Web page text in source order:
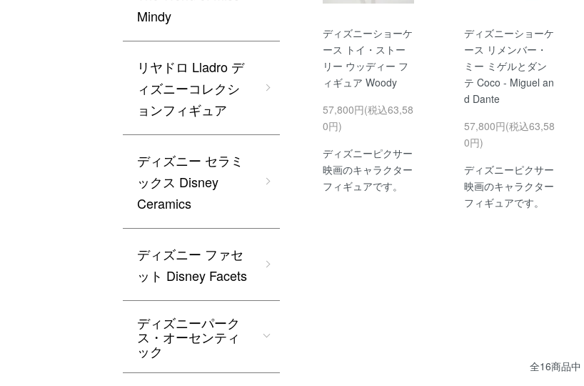
ディズニーショーケ
ース トイ・ストー
リー ウッディー フ
ィギュア Woody
57,800円(税込63,58
0円)
ディズニーピクサー
映画のキャラクター
フィギュアです。
ディズニーショーケ
ース リメンバー・
ミー ミゲルとダン
テ Coco - Miguel an
d Dante
57,800円(税込63,58
0円)
ディズニーピクサー
映画のキャラクター
フィギュアです。
全16商品中
Mindy
リヤドロ Lladro デ
ィズニーコレクシ
ョンフィギュア
ディズニー セラミ
ックス Disney
Ceramics
ディズニー ファセ
ット Disney Facets
ディズニーパーク
ス・オーセンティ
ック